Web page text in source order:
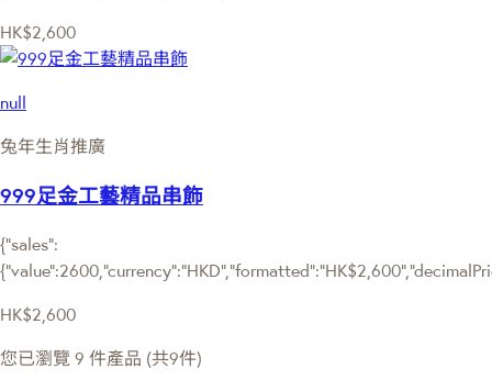
HK$2,600
null
兔年生肖推廣
999足金工藝精品串飾
{"sales":
HK$2,600
您已瀏覽 9 件產品 (共9件)